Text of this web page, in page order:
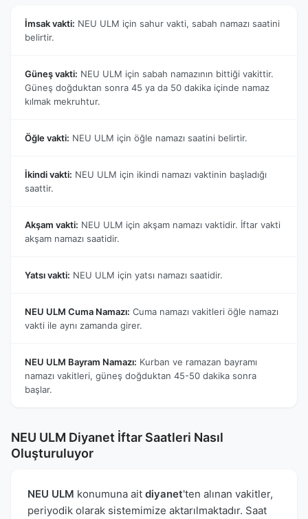
İmsak vakti: NEU ULM için sahur vakti, sabah namazı saatini
belirtir.
Güneş vakti: NEU ULM için sabah namazının bittiği vakittir.
Güneş doğduktan sonra 45 ya da 50 dakika içinde namaz
kılmak mekruhtur.
Öğle vakti: NEU ULM için öğle namazı saatini belirtir.
İkindi vakti: NEU ULM için ikindi namazı vaktinin başladığı
saattir.
Akşam vakti: NEU ULM için akşam namazı vaktidir. İftar vakti
akşam namazı saatidir.
Yatsı vakti: NEU ULM için yatsı namazı saatidir.
NEU ULM Cuma Namazı: Cuma namazı vakitleri öğle namazı
vakti ile aynı zamanda girer.
NEU ULM Bayram Namazı: Kurban ve ramazan bayramı
namazı vakitleri, güneş doğduktan 45-50 dakika sonra
başlar.
NEU ULM Diyanet İftar Saatleri Nasıl
Oluşturuluyor
NEU ULM konumuna ait diyanet'ten alınan vakitler,
periyodik olarak sistemimize aktarılmaktadır. Saat